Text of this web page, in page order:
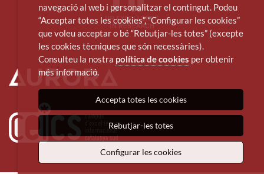
navegació al web i personalitzar el contingut. Podeu
“Acceptar totes les cookies”, “Configurar les cookies”
que voleu acceptar o bé “Rebutjar-les totes” (excepte
les cookies tècniques que són necessàries).
Consulteu la nostra política de cookies per obtenir
més informació.
Accepta totes les cookies
Rebutjar-les totes
Configurar les cookies